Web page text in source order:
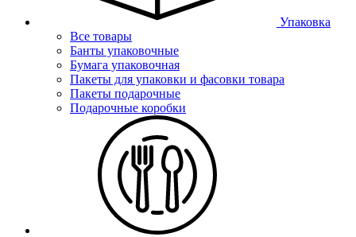
Упаковка
Все товары
Банты упаковочные
Бумага упаковочная
Пакеты для упаковки и фасовки товара
Пакеты подарочные
Подарочные коробки